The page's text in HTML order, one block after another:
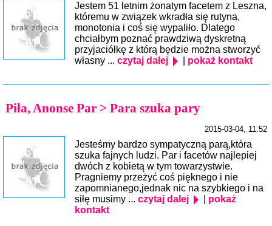
Jestem 51 letnim żonatym facetem z Leszna,
któremu w związek wkradła się rutyna,
monotonia i coś się wypaliło. Dlatego
chciałbym poznać prawdziwą dyskretną
przyjaciółkę z którą będzie można stworzyć
własny ... czytaj dalej pokaż kontakt
Piła, Anonse Par > Para szuka pary
2015-03-04, 11:52
Jesteśmy bardzo sympatyczną parą,która
szuka fajnych ludzi. Par i facetów najlepiej
dwóch z kobietą w tym towarzystwie.
Pragniemy przeżyć coś pięknego i nie
zapomnianego,jednak nic na szybkiego i na
siłę musimy ... czytaj dalej
pokaż
kontakt